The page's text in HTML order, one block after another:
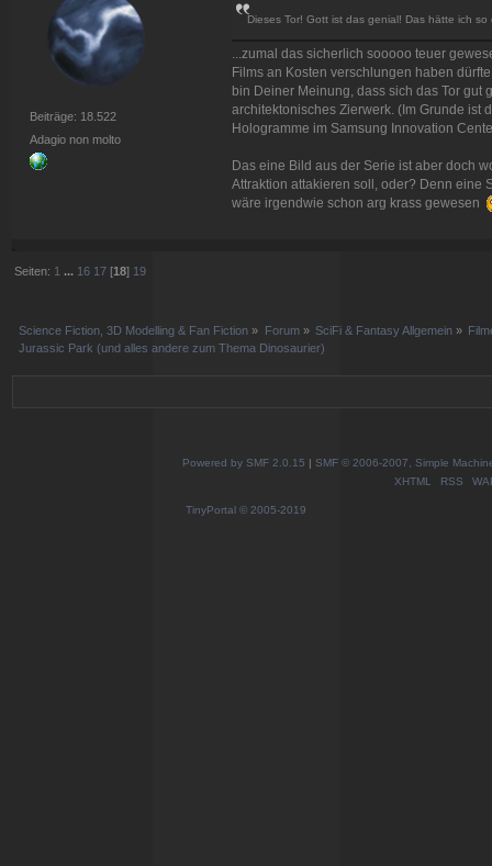
Beiträge: 18.522
Adagio non molto
Dieses Tor! Gott ist das genial! Das hätte ich
...zumal das sicherlich sooooo teuer
Films an Kosten verschlungen haben
bin Deiner Meinung, dass sich das Tor gut
architektonisches Zierwerk. (Im Grunde ist
Hologramme im Samsung Innovation
Das eine Bild aus der Serie ist aber doch
Attraktion attakieren soll, oder? Denn eine
wäre irgendwie schon arg krass gewesen
Seiten: 1 ... 16 17 [18] 19
Science Fiction, 3D Modelling & Fan Fiction » Forum» SciFi & Fantasy Allgemein »
Jurassic Park (und alles andere zum Thema Dinosaurier)
Powered by SMF 2.0.15 | SMF © 2006-2007, Simple
XHTML
RSS
TinyPortal © 2005-2019